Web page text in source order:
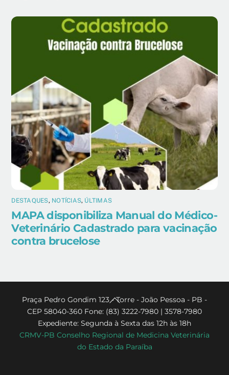
DESTAQUES, NOTÍCIAS, ÚLTIMAS
MAPA disponibiliza Manual do Médico-
Veterinário Cadastrado para vacinação
contra brucelose
Back
To
Top
Praça Pedro Gondim 123 - Torre - João Pessoa - PB -
CEP 58040-360 Fone: (83) 3222-7980 | 3578-7980
Expediente: Segunda à Sexta das 12h às 18h
CRMV-PB Conselho Regional de Medicina Veterinária
do Estado da Paraíba